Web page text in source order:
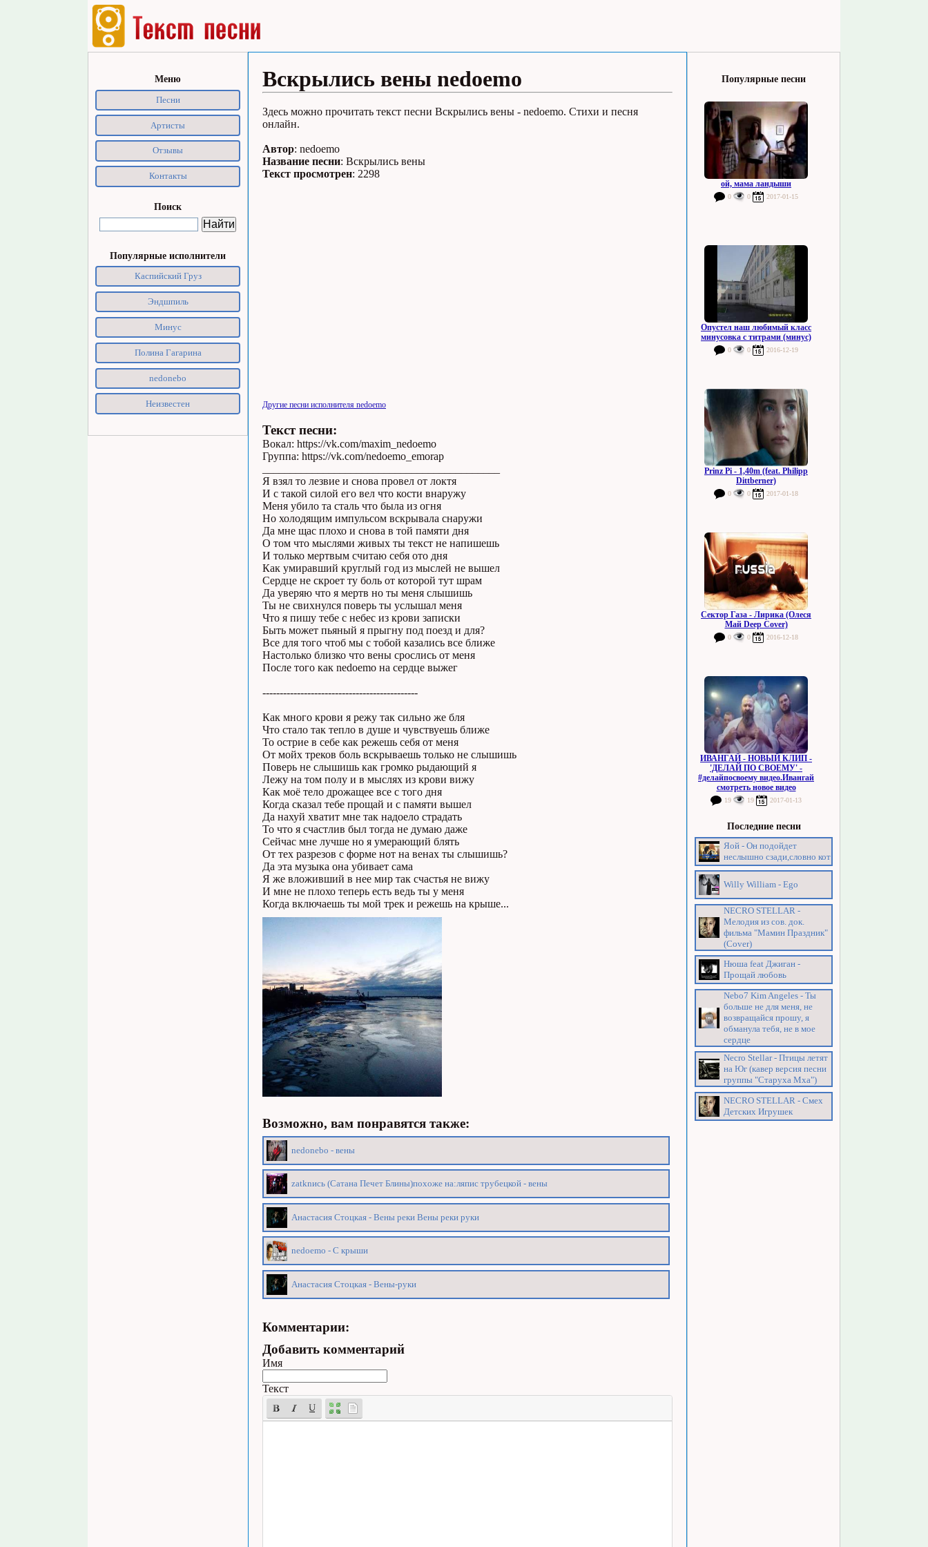
Меню
Песни
Артисты
Отзывы
Контакты
Поиск
Популярные исполнители
Каспийский Груз
Эндшпиль
Минус
Полина Гагарина
nedonebo
Неизвестен
Вскрылись вены nedoemo
Здесь можно прочитать текст песни Вскрылись вены - nedoemo. Стихи и песня
онлайн.
Автор: nedoemo
Название песни: Вскрылись вены
Текст просмотрен: 2298
Другие песни исполнителя nedoemo
Текст песни:
Вокал: https://vk.com/maxim_nedoemo
Группа: https://vk.com/nedoemo_emorap
Я взял то лезвие и снова провел от локтя
И с такой силой его вел что кости внаружу
Меня убило та сталь что была из огня
Но холодящим импульсом вскрывала снаружи
Да мне щас плохо и снова в той памяти дня
О том что мыслями живых ты текст не напишешь
И только мертвым считаю себя ото дня
Как умиравший круглый год из мыслей не вышел
Сердце не скроет ту боль от которой тут шрам
Да уверяю что я мертв но ты меня слышишь
Ты не свихнулся поверь ты услышал меня
Что я пишу тебе с небес из крови записки
Быть может пьяный я прыгну под поезд и для?
Все для того чтоб мы с тобой казались все ближе
Настолько близко что вены срослись от меня
После того как nedoemo на сердце выжег
---------------------------------------------
Как много крови я режу так сильно же бля
Что стало так тепло в душе и чувствуешь ближе
То острие в себе как режешь себя от меня
От мойх треков боль вскрываешь только не слышишь
Поверь не слышишь как громко рыдающий я
Лежу на том полу и в мыслях из крови вижу
Как моё тело дрожащее все с того дня
Когда сказал тебе прощай и с памяти вышел
Да нахуй хватит мне так надоело страдать
То что я счастлив был тогда не думаю даже
Сейчас мне лучше но я умерающий блять
От тех разрезов с форме нот на венах ты слышишь?
Да эта музыка она убивает сама
Я же вложивший в нее мир так счастья не вижу
И мне не плохо теперь есть ведь ты у меня
Когда включаешь ты мой трек и режешь на крыше...
Возможно, вам понравятся также:
nedonebo - вены
zatknись (Сатана Печет Блины)похоже на:ляпис трубецкой - вены
Анастасия Стоцкая - Вены реки Вены реки руки
nedoemo - С крыши
Анастасия Стоцкая - Вены-руки
Комментарии:
Добавить комментарий
Имя
Текст
Популярные песни
ой, мама ландыши
0 0 2017-01-15
Опустел наш любимый класс
минусовка с титрами (минус)
0 0 2016-12-19
Prinz Pi - 1,40m (feat. Philipp
Dittberner)
0 0 2017-01-18
Сектор Газа - Лирика (Олеся
Май Deep Cover)
0 0 2016-12-18
ИВАНГАЙ - НОВЫЙ КЛИП -
'ДЕЛАЙ ПО СВОЕМУ' -
#делайпосвоему видео.Ивангай
смотреть новое видео
19 19 2017-01-13
Последние песни
Яой - Он подойдет
неслышно сзади,словно кот
Willy William - Ego
NECRO STELLAR -
Мелодия из сов. док.
фильма "Мамин Праздник"
(Cover)
Нюша feat Джиган -
Прощай любовь
Nebo7 Kim Angeles - Ты
больше не для меня, не
возвращайся прошу, я
обманула тебя, не в мое
сердце
Necro Stellar - Птицы летят
на Юг (кавер версия песни
группы "Старуха Мха")
NECRO STELLAR - Смех
Детских Игрушек